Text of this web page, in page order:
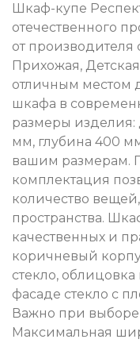
Шкаф-купе
отечественного
от производителя
Прихожая,
отличным местом
шкафа в
размеры изделия:
мм, глубина 400
вашим размерам.
комплектация
количество
пространства.
качественных и
коричневый
стекло,
фасаде стекло с
Важно при
Максимальная